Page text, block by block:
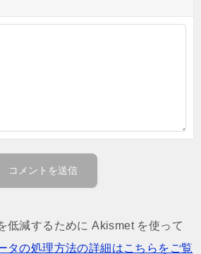
低減するために Akismet を使って
タの処理方法の詳細はこちらをご覧